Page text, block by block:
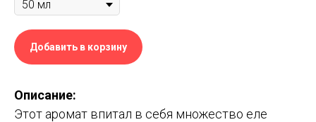
Добавить в корзину
Описание:
Этот аромат впитал в себя множество еле